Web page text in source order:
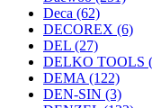
Deca (62)
DECOREX (6)
DEL (27)
DELKO TOOLS
DEMA (122)
DEN-SIN (3)